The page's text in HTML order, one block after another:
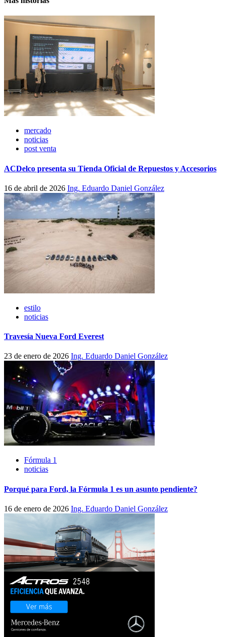
mercado
noticias
post venta
ACDelco presenta su Tienda Oficial de Repuestos y Accesorios
16 de abril de 2026 Ing. Eduardo Daniel González
estilo
noticias
Travesía Nueva Ford Everest
23 de enero de 2026 Ing. Eduardo Daniel González
Fórmula 1
noticias
Porqué para Ford, la Fórmula 1 es un asunto pendiente?
16 de enero de 2026 Ing. Eduardo Daniel González